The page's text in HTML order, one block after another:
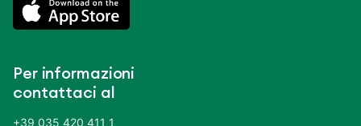
Per informazioni
contattaci al
+39 035 420 411 1